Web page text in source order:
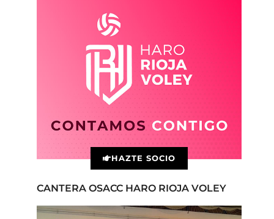
HAZTE SOCIO
CANTERA OSACC HARO RIOJA VOLEY